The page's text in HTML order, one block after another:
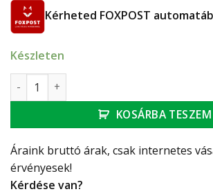
Kérheted FOXPOST
Készleten
Ferro Algeo BAG2APO álló mosdó
KOSÁRBA TESZEM
Áraink bruttó árak, csak internetes
érvényesek!
Kérdése van?